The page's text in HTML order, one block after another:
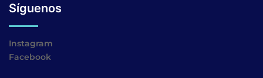
Síguenos
Instagram
Facebook